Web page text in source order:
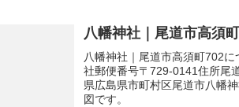
八幡神社｜尾道市高須
八幡神社｜尾道市高須町702
社郵便番号〒729-0141住所尾
県広島県市町村区尾道市八幡
図です。